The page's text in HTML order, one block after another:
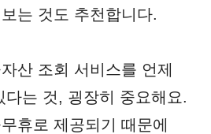
는 것도 추천합니다.
산 조회 서비스를 언제
다는 것, 굉장히 중요해요.
휴로 제공되기 때문에